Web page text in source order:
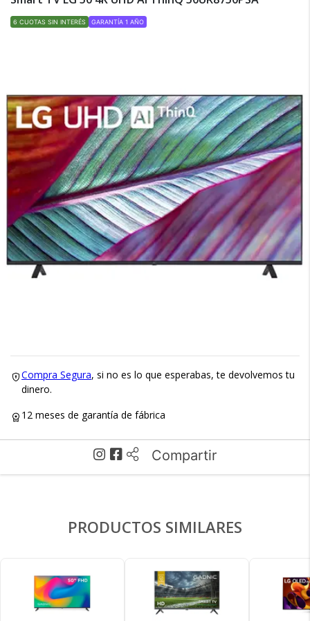
6 CUOTAS SIN INTERÉS GARANTÍA 1 AÑO
Compra Segura, si no es lo que esperabas, te devolvemos tu
dinero.
12 meses de garantía de fábrica
Compartir
PRODUCTOS SIMILARES
Recibí el producto que esperabas o
te devolvemos tu dinero.
En Bidcom te aseguramos recibir el producto
dinero!